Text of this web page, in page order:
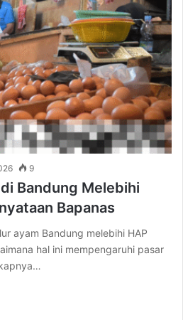
9
Bandung Melebihi
Bapanas
ayam Bandung melebihi HAP
hal ini mempengaruhi pasar